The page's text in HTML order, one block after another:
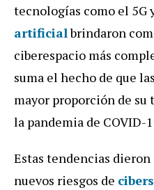
tecnologías como el 5G
artificialbrindaron
ciberespacio más
suma el hecho de que
mayor proporción de
la pandemia de COVID-
Estas tendencias
nuevos riesgos de